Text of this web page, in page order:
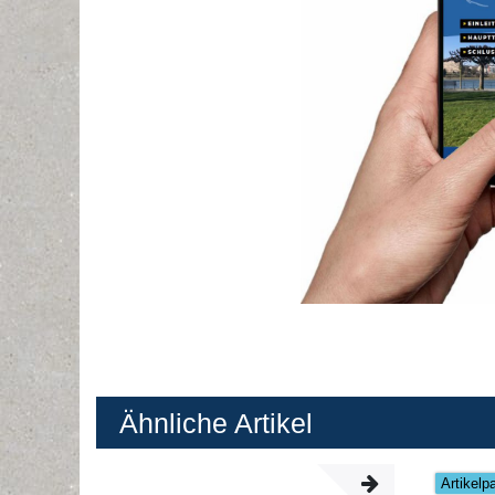
Ähnliche Artikel